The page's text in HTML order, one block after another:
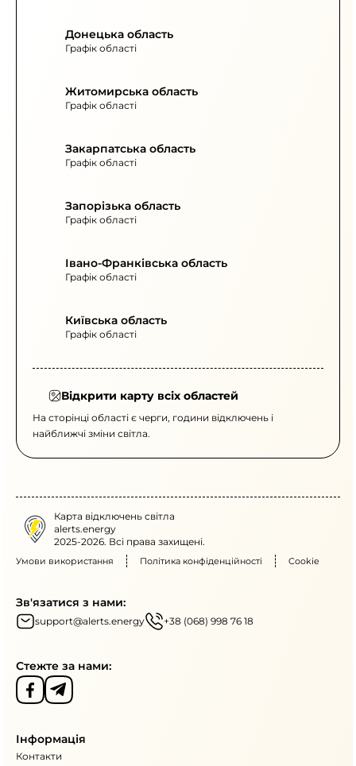
Донецька область
Графік області
Житомирська область
Графік області
Закарпатська область
Графік області
Запорізька область
Графік області
Івано-Франківська область
Графік області
Київська область
Графік області
Відкрити карту всіх областей
На сторінці області є черги, години відключень і
найближчі зміни світла.
Карта відключень світла
alerts.energy
2025-2026. Всі права захищені.
Умови використання Політика конфіденційності Cookie
Зв'язатися з нами:
support@alerts.energy +38 (068) 998 76 18
Стежте за нами:
Інформація
Контакти